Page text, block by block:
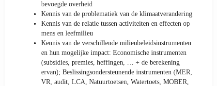
bevoegde overheid
Kennis van de problematiek van de klimaatverandering
Kennis van de relatie tussen activiteiten en effecten op
mens en leefmilieu
Kennis van de verschillende milieubeleidsinstrumenten
en hun mogelijke impact: Economische instrumenten
(subsidies, premies, heffingen, … + de berekening
ervan); Beslissingsondersteunende instrumenten (MER,
VR, audit, LCA, Natuurtoetsen, Watertoets, MOBER,